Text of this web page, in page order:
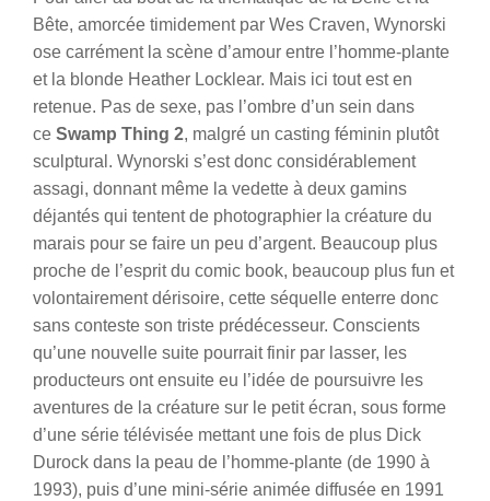
Bête, amorcée timidement par Wes Craven, Wynorski
ose carrément la scène d’amour entre l’homme-plante
et la blonde Heather Locklear. Mais ici tout est en
retenue. Pas de sexe, pas l’ombre d’un sein dans
ce Swamp Thing 2, malgré un casting féminin plutôt
sculptural. Wynorski s’est donc considérablement
assagi, donnant même la vedette à deux gamins
déjantés qui tentent de photographier la créature du
marais pour se faire un peu d’argent. Beaucoup plus
proche de l’esprit du comic book, beaucoup plus fun et
volontairement dérisoire, cette séquelle enterre donc
sans conteste son triste prédécesseur. Conscients
qu’une nouvelle suite pourrait finir par lasser, les
producteurs ont ensuite eu l’idée de poursuivre les
aventures de la créature sur le petit écran, sous forme
d’une série télévisée mettant une fois de plus Dick
Durock dans la peau de l’homme-plante (de 1990 à
1993), puis d’une mini-série animée diffusée en 1991